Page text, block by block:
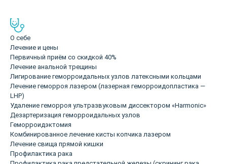
О себе
Лечение и цены
Первичный приём со скидкой 40%
Лечение анальной трещины
Лигирование геморроидальных узлов латексными кольцами
Лечение геморроя лазером (лазерная геморроидопластика —
LHP)
Удаление геморроя ультразвуковым диссектором «Harmonic»
Дезартеризация геморроидальных узлов
Геморроидэктомия
Комбинированное лечение кисты копчика лазером
Лечение свища прямой кишки
Профилактика рака